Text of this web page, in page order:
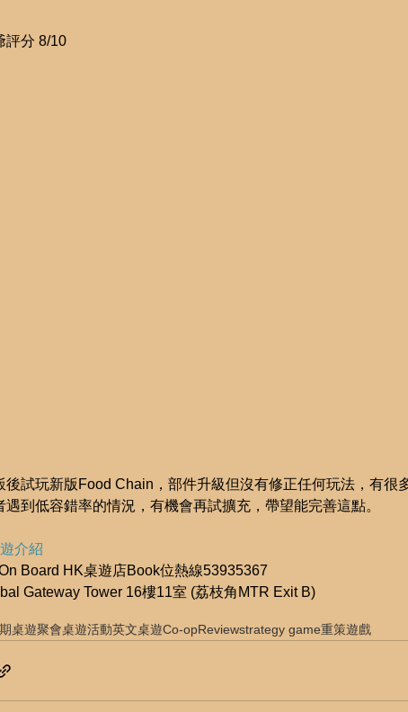
評分 8/10
後試玩新版Food Chain，部件升級但沒有修正任何玩法，有很
遇到低容錯率的情況，有機會再試擴充，帶望能完善這點。
介紹
Board HK桌遊店Book位熱線53935367
Gateway Tower 16樓11室 (荔枝角MTR Exit B)
桌遊聚會桌遊活動英文桌遊Co-opReviewstrategy game重策遊戲